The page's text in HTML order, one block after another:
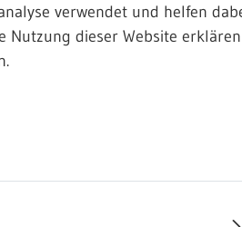
Entgelten sowie zur
in Heimarbeit
Entgelten sowie zur
verwendet und helfen
Nutzung dieser Website